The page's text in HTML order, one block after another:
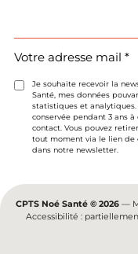
mail
(Nécessaire)
Votre adresse mail *
Je souhaite recevoir la
Santé, mes données
statistiques et
conservée pendant 3 ans
contact. Vous pouvez
tout moment via le lien de
dans notre newsletter.
CPTS Noé Santé © 2026 —
Accessibilité :